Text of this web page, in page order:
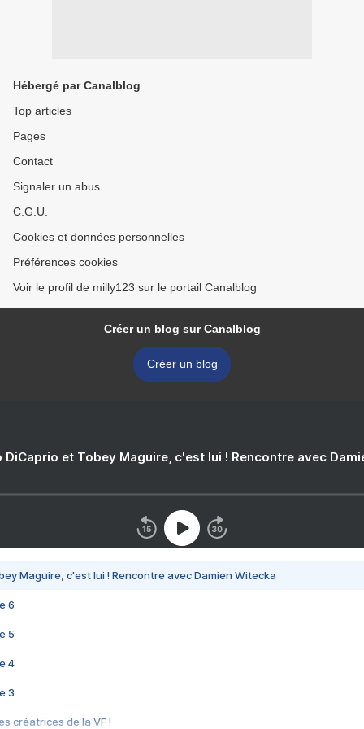
Hébergé par Canalblog
Top articles
Pages
Contact
Signaler un abus
C.G.U.
Cookies et données personnelles
Préférences cookies
Voir le profil de milly123 sur le portail Canalblog
Créer un blog sur Canalblog
Créer un blog
DiCaprio et Tobey Maguire, c'est lui ! Rencontre avec
Maguire, c'est lui ! Rencontre avec Damien Witecka
6
5
4
3
créatrices de la VF !